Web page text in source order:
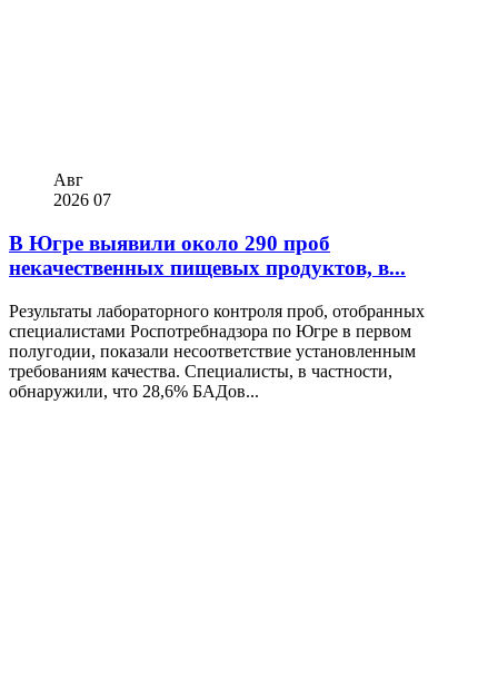
Авг
2026 07
В Югре выявили около 290 проб
некачественных пищевых продуктов, в...
Результаты лабораторного контроля проб, отобранных
специалистами Роспотребнадзора по Югре в первом
полугодии, показали несоответствие установленным
требованиям качества. Специалисты, в частности,
обнаружили, что 28,6% БАДов...